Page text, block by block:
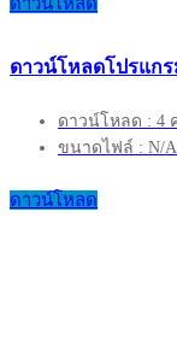
ดาวน์โหลด
ดาวน์โหลดโปรแกร
ดาวน์โหลด : 4
ขนาดไฟล์ : N/A
ดาวน์โหลด